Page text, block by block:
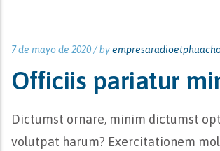
7 de mayo de 2020 /by
Officiis pariatur
Dictumst ornare, minim dictumst
volutpat harum? Exercitationem